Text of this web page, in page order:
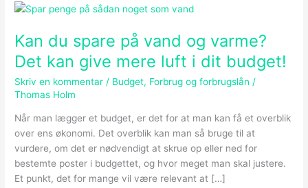
Kan du spare på vand og varme?
Det kan give mere luft i dit budget!
Skriv en kommentar / Budget, Forbrug og forbrugslån /
Thomas Holm
Når man lægger et budget, er det for at man kan få et overblik
over ens økonomi. Det overblik kan man så bruge til at
vurdere, om det er nødvendigt at skrue op eller ned for
bestemte poster i budgettet, og hvor meget man skal justere.
Et punkt, det for mange vil være relevant at […]
Kan
spare
på
vand
og
varme?
Det
mere
luft